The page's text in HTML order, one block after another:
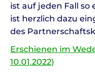
ist auf jeden Fall so
ist herzlich dazu
des
Erschienen im
10.01.2022)